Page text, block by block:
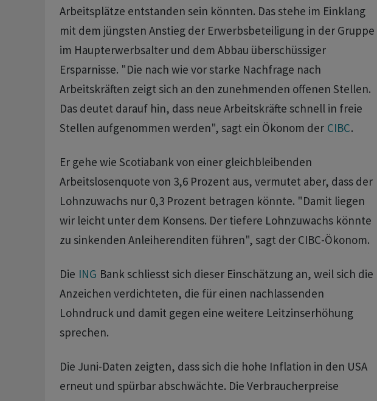
Arbeitsplätze entstanden sein könnten. Das stehe im Einklang
mit dem jüngsten Anstieg der Erwerbsbeteiligung in der Gruppe
im Haupterwerbsalter und dem Abbau überschüssiger
Ersparnisse. "Die nach wie vor starke Nachfrage nach
Arbeitskräften zeigt sich an den zunehmenden offenen Stellen.
Das deutet darauf hin, dass neue Arbeitskräfte schnell in freie
Stellen aufgenommen werden", sagt ein Ökonom der CIBC.
Er gehe wie Scotiabank von einer gleichbleibenden
Arbeitslosenquote von 3,6 Prozent aus, vermutet aber, dass der
Lohnzuwachs nur 0,3 Prozent betragen könnte. "Damit liegen
wir leicht unter dem Konsens. Der tiefere Lohnzuwachs könnte
zu sinkenden Anleiherenditen führen", sagt der CIBC-Ökonom.
Die ING Bank schliesst sich dieser Einschätzung an, weil sich die
Anzeichen verdichteten, die für einen nachlassenden
Lohndruck und damit gegen eine weitere Leitzinserhöhung
sprechen.
Die Juni-Daten zeigten, dass sich die hohe Inflation in den USA
erneut und spürbar abschwächte. Die Verbraucherpreise